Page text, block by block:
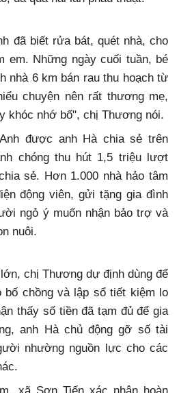
đã biết rửa bát, quét nhà, cho
em. Những ngày cuối tuần, bé
nhà 6 km bán rau thu hoạch từ
chuyện nên rất thương mẹ,
khóc nhớ bố", chị Thương nói.
được anh Hà chia sẻ trên
chóng thu hút 1,5 triệu lượt
sẻ. Hơn 1.000 nhà hảo tâm
động viên, gửi tặng gia đình
ngỏ ý muốn nhận bảo trợ và
nuôi.
chị Thương dự định dùng để
chồng và lập sổ tiết kiệm lo
thấy số tiền đã tạm đủ để gia
anh Hà chủ động gỡ số tài
nhường nguồn lực cho các